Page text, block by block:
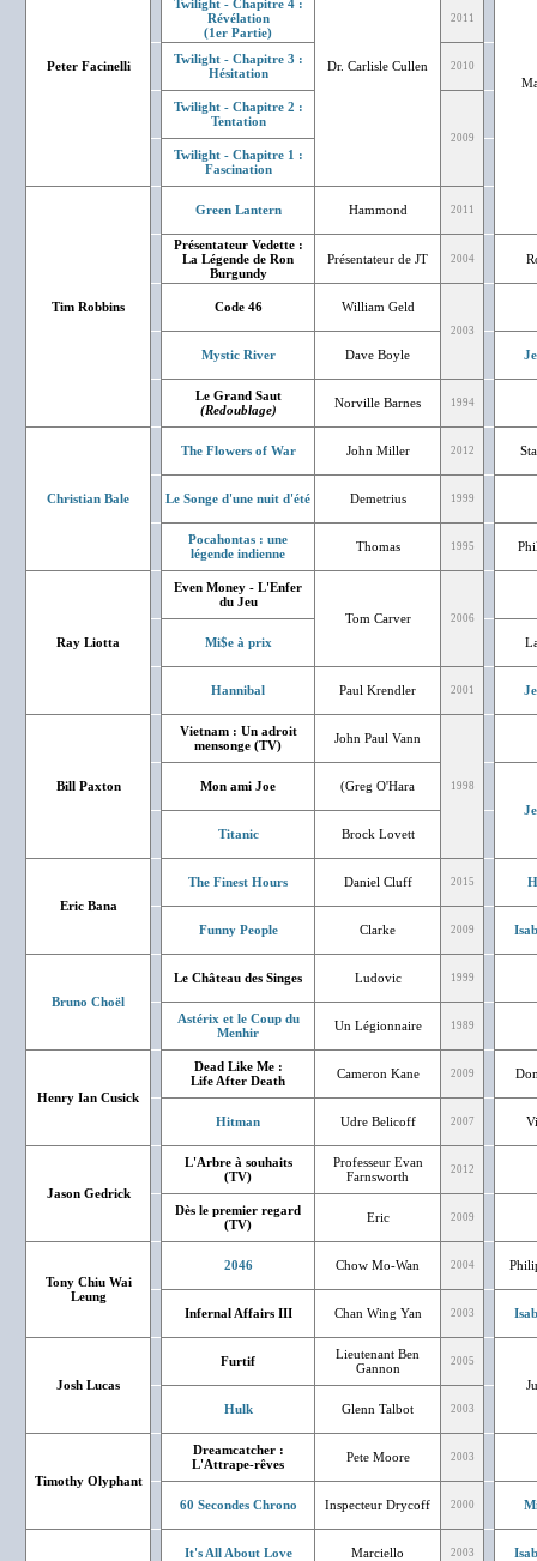
Peter Facinelli
Dr. Carlisle Cullen
Twilight - Chapitre 4 :
Révélation
(1er Partie)
2011
Twilight - Chapitre 3 :
Hésitation
2010
Twilight - Chapitre 2 :
Tentation
2009
Twilight - Chapitre 1 :
Fascination
Tim Robbins
Green Lantern Hammond 2011
Présentateur Vedette :
La Légende de Ron
Burgundy
Présentateur de JT 2004
Code 46 William Geld
2003
Mystic River Dave Boyle
Le Grand Saut
(Redoublage)
Norville Barnes 1994
Christian Bale
The Flowers of War John Miller 2012
Le Songe d'une nuit d'été Demetrius 1999
Pocahontas : une
légende indienne
Thomas 1995
Ray Liotta
Even Money - L'Enfer
du Jeu
Tom Carver
2006
Mi$e à prix
Hannibal Paul Krendler 2001
Bill Paxton
Vietnam : Un adroit
mensonge (TV)
John Paul Vann
1998
Mon ami Joe
(Greg O'Hara
Titanic
Brock Lovett
Eric Bana
The Finest Hours Daniel Cluff 2015
Funny People Clarke 2009
Bruno Choël
Le Château des Singes Ludovic 1999
Astérix et le Coup du
Menhir
Un Légionnaire 1989
Henry Ian Cusick
Dead Like Me :
Life After Death
Cameron Kane 2009
Hitman Udre Belicoff 2007
Jason Gedrick
L'Arbre à souhaits
(TV)
Professeur Evan
Farnsworth
2012
Dès le premier regard
(TV)
Eric 2009
Tony Chiu Wai
Leung
2046 Chow Mo-Wan 2004
Infernal Affairs III Chan Wing Yan 2003
Josh Lucas
Furtif
Lieutenant Ben
Gannon
2005
Hulk
Glenn Talbot 2003
Timothy Olyphant
Dreamcatcher :
L'Attrape-rêves
Pete Moore 2003
60 Secondes Chrono Inspecteur Drycoff 2000
It's All About Love Marciello 2003